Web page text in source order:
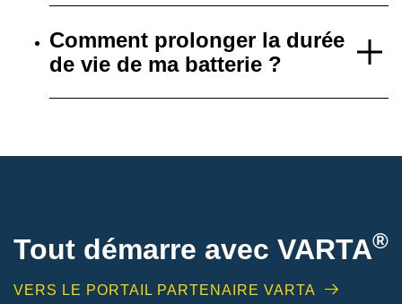
Comment prolonger la durée
de vie de ma batterie ?
Tout démarre avec VARTA®
VERS LE PORTAIL PARTENAIRE VARTA